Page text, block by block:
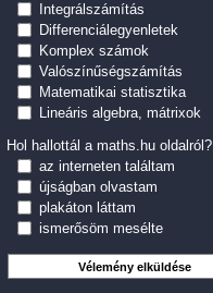
Integrálszámítás
Differenciálegyenletek
Komplex számok
Valószínűségszámítás
Matematikai statisztika
Lineáris algebra, mátrixok
Hol hallottál a maths.hu oldalról?
az interneten találtam
újságban olvastam
plakáton láttam
ismerősöm mesélte